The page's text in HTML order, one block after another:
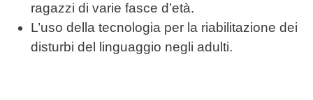
ragazzi di varie fasce d’età.
L’uso della tecnologia per la riabilitazione dei
disturbi del linguaggio negli adulti.